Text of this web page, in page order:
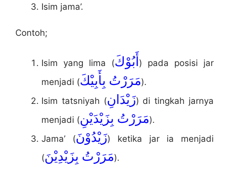
Isim jama’.
Contoh;
Isim yang lima (أَبُوْكَ ) pada posisi jar
menjadi (مَرَرْتُ بِأَبِيْكَ).
Isim tatsniyah (زَيْدَانِ) di tingkah jarnya
menjadi (مَرَرْتُ بِزَيْدَيْنِ).
Jama’ (زَيْدُوْنَ) ketika jar ia menjadi
(مَرَرْتُ بِزَيْدِيْنَ).